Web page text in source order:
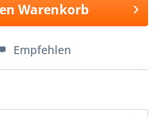
Warenkorb
Empfehlen